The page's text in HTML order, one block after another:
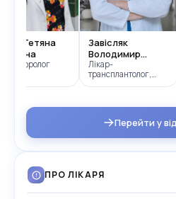
Тетяна
нефролог
Завісляк
Володимир
Андрійович
Лікар-
трансплантолог,
лікар-уролог
Перейти у
ПРО ЛІКАРЯ